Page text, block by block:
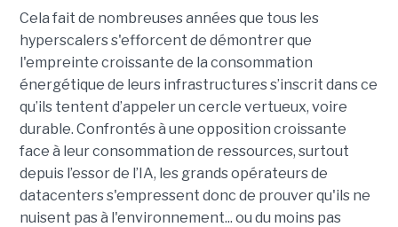
Cela fait de nombreuses années que tous les
hyperscalers s'efforcent de démontrer que
l'empreinte croissante de la consommation
énergétique de leurs infrastructures s’inscrit dans ce
qu’ils tentent d’appeler un cercle vertueux, voire
durable. Confrontés à une opposition croissante
face à leur consommation de ressources, surtout
depuis l’essor de l’IA, les grands opérateurs de
datacenters s'empressent donc de prouver qu'ils ne
nuisent pas à l'environnement... ou du moins pas